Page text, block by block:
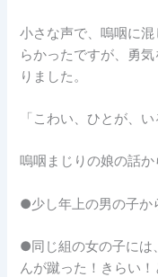
小さな声で、嗚咽に
らかったですが、勇
りました。
「こわい、ひとが、い
嗚咽まじりの娘の話か
●少し年上の男の子か
●同じ組の女の子には
んが蹴った！きらい！